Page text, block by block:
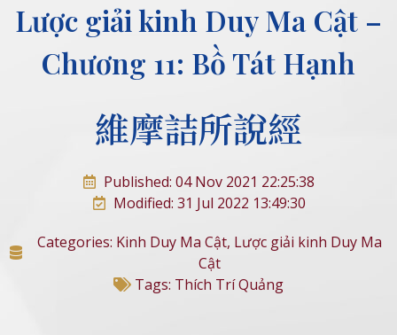
Lược giải kinh Duy Ma Cật –
Chương 11: Bồ Tát Hạnh
維摩詰所說經
Published: 04 Nov 2021 22:25:38
Modified: 31 Jul 2022 13:49:30
Categories: Kinh Duy Ma Cật, Lược giải kinh Duy Ma
Cật
Tags: Thích Trí Quảng